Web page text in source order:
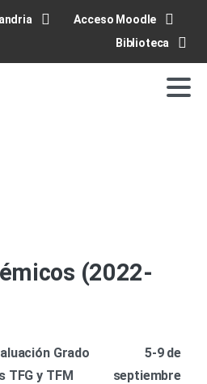
Acceso Moodle
Biblioteca
(2022-
Grado
TFG y TFM
5-9 de
septiembre